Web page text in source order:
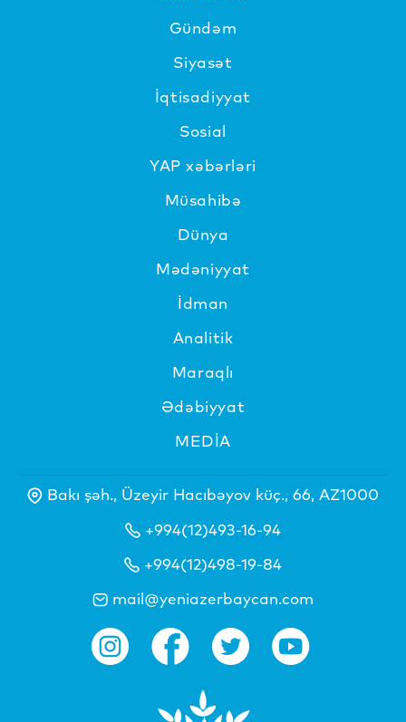
Gündəm
Siyasət
İqtisadiyyat
Sosial
YAP xəbərləri
Müsahibə
Dünya
Mədəniyyat
İdman
Analitik
Maraqlı
Ədəbiyyat
MEDİA
Bakı şəh., Üzeyir Hacıbəyov küç., 66, AZ1000
+994(12)493-16-94
+994(12)498-19-84
mail@yeniazerbaycan.com